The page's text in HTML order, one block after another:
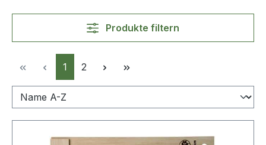
Produkte filtern
Seite
1 Seite
2